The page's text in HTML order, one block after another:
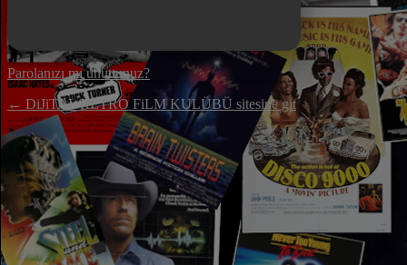
Parolanızı mı unuttunuz?
← DiJiTAL RETRO FiLM KULÜBÜ sitesine git